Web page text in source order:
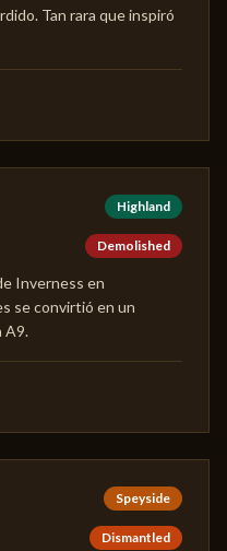
Tan rara que inspiró
Highland
Demolished
Inverness en
se convirtió en un
A9.
Speyside
Dismantled